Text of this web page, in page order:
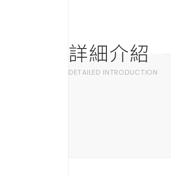
詳細介紹
DETAILED INTRODUCTION